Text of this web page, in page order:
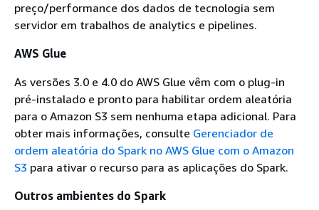
preço/performance dos dados de tecnologia sem
servidor em trabalhos de analytics e pipelines.
AWS Glue
As versões 3.0 e 4.0 do AWS Glue vêm com o plug-in
pré-instalado e pronto para habilitar ordem aleatória
para o Amazon S3 sem nenhuma etapa adicional. Para
obter mais informações, consulte Gerenciador de
ordem aleatória do Spark no AWS Glue com o Amazon
S3 para ativar o recurso para as aplicações do Spark.
Outros ambientes do Spark